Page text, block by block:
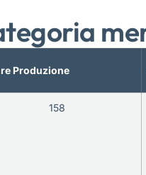
Produzione
158